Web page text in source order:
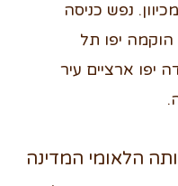
נפש כניסה
יפו תל
יפו ארציים עיר
הלאומי המדינה